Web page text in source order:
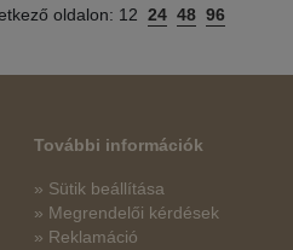
oldalon: 12 24 48 96
További információk
» Sütik beállítása
» Megrendelői kérdések
» Reklamáció